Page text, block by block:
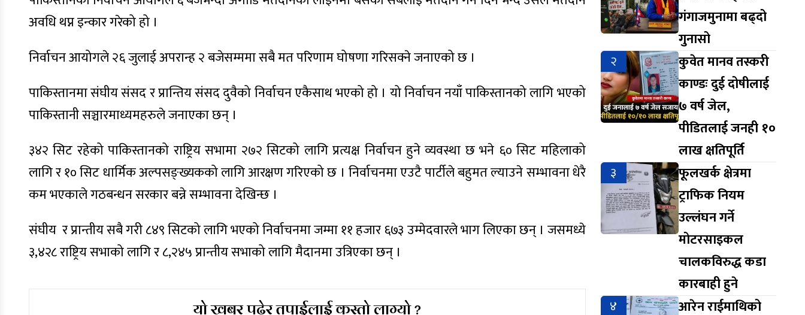
अवधि थप्न इन्कार गरेको हो ।
निर्वाचन आयोगले २६ जुलाई अपरान्ह २ बजेसम्ममा सबै मत परिणाम घोषणा गरिसक्ने जनाएको छ ।
पाकिस्तानमा संघीय संसद र प्रान्तिय संसद दुवैको निर्वाचन एकैसाथ भएको हो । यो निर्वाचन नयाँ पाकिस्तानको लागि भएको
पाकिस्तानी सञ्चारमाध्यमहरुले जनाएका छन् ।
३४२ सिट रहेको पाकिस्तानको राष्ट्रिय सभामा २७२ सिटको लागि प्रत्यक्ष निर्वाचन हुने व्यवस्था छ भने ६० सिट महिलाको
लागि र १० सिट धार्मिक अल्पसङ्ख्यकको लागि आरक्षण गरिएको छ । निर्वाचनमा एउटै पार्टीले बहुमत ल्याउने सम्भावना धेरै
कम भएकाले गठबन्धन सरकार बन्ने सम्भावना देखिन्छ ।
संघीय र प्रान्तीय सबै गरी ८४९ सिटको लागि भएको निर्वाचनमा जम्मा ११ हजार ६७३ उम्मेदवारले भाग लिएका छन् । जसमध्ये
३,४२८ राष्ट्रिय सभाको लागि र ८,२४५ प्रान्तीय सभाको लागि मैदानमा उत्रिएका छन् ।
यो खबर पढेर तपाईलाई कस्तो लाग्यो ?
गंगाजमुनामा बढ्दो
गुनासो
२
कुवेत मानव तस्करी
काण्डः दुई दोषीलाई
७ वर्ष जेल,
पीडितलाई जनही १०
लाख क्षतिपूर्ति
३
फूलखर्क क्षेत्रमा
ट्राफिक नियम
उल्लंघन गर्ने
मोटरसाइकल
चालकविरुद्ध कडा
कारबाही हुने
४
आरेन राईमाथिको